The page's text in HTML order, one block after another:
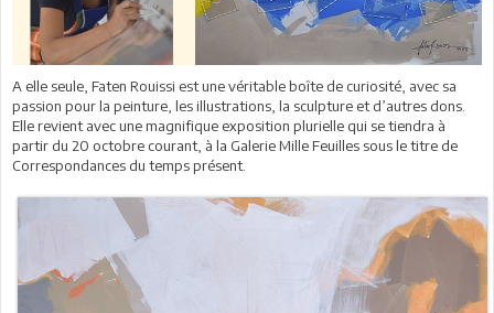
A elle seule, Faten Rouissi est une véritable boîte de curiosité, avec sa
passion pour la peinture, les illustrations, la sculpture et d’autres dons.
Elle revient avec une magnifique exposition plurielle qui se tiendra à
partir du 20 octobre courant, à la Galerie Mille Feuilles sous le titre de
Correspondances du temps présent.